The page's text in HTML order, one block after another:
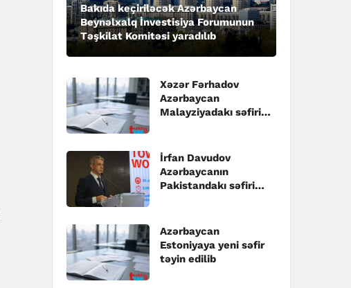
Bakıda keçiriləcək Azərbaycan
Beynəlxalq İnvestisiya Forumunun
Təşkilat Komitəsi yaradılıb
Xəzər Fərhadov
Azərbaycan
Malayziyadakı səfiri
İrfan Davudov
Azərbaycanın
Pakistandakı səfiri
Azərbaycan
Estoniyaya yeni səfir
təyin edilib